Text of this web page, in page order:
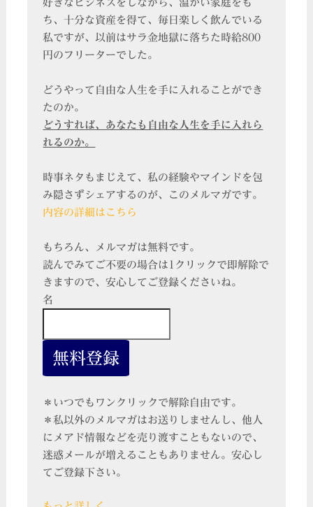
好きなビジネスをしながら、温かい家庭をも
ち、十分な資産を得て、毎日楽しく飲んでいる
私ですが、以前はサラ金地獄に落ちた時給800
円のフリーターでした。
どうやって自由な人生を手に入れることができ
たのか。
どうすれば、あなたも自由な人生を手に入れら
れるのか。
時事ネタもまじえて、私の経験やマインドを包
み隠さずシェアするのが、このメルマガです。
内容の詳細はこちら
もちろん、メルマガは無料です。
読んでみてご不要の場合は1クリックで即解除で
きますので、安心してご登録くださいね。
名
＊いつでもワンクリックで解除自由です。
＊私以外のメルマガはお送りしませんし、他人
にメアド情報などを売り渡すこともないので、
迷惑メールが増えることもありません。安心し
てご登録下さい。